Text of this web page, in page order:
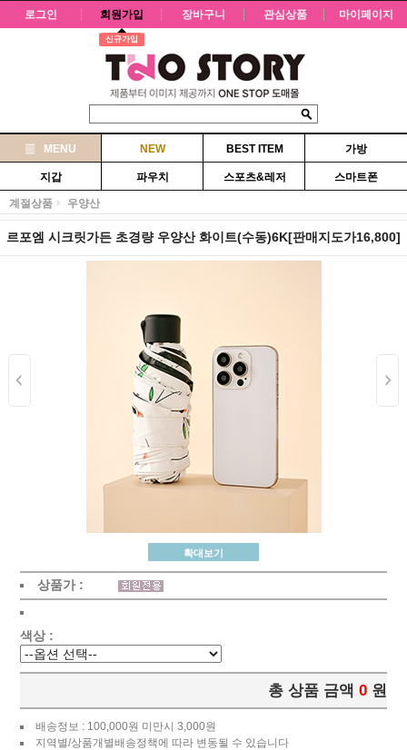
로그인 회원가입
신규가입
장바구니 관심상품 마이페이지
MENU NEW BEST ITEM 가방
지갑 파우치 스포츠&레저 스마트폰
계절상품 우양산
르포엠 시크릿가든 초경량 우양산 화이트(수동)6K[판매지도가16,800]
확대보기
상품가 :
색상 :
총 상품 금액 0 원
배송정보 : 100,000원 미만시 3,000원
지역별/상품개별배송정책에 따라 변동될 수 있습니다